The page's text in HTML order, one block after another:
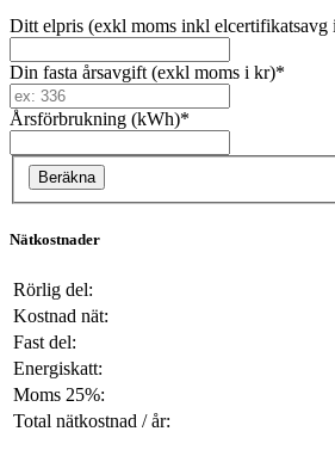
Ditt elpris (exkl moms inkl elcertifikatsavg
Din fasta årsavgift (exkl moms i kr)*
Årsförbrukning (kWh)*
Nätkostnader
Rörlig del:
Kostnad nät:
Fast del:
Energiskatt:
Moms 25%:
Total nätkostnad / år: